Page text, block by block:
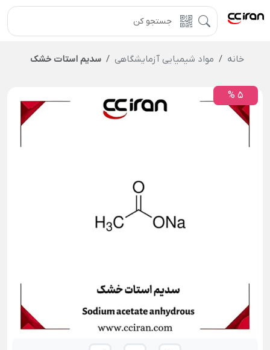
خانه مواد شیمیایی آزمایشگاهی سدیم استات خشک
5 %